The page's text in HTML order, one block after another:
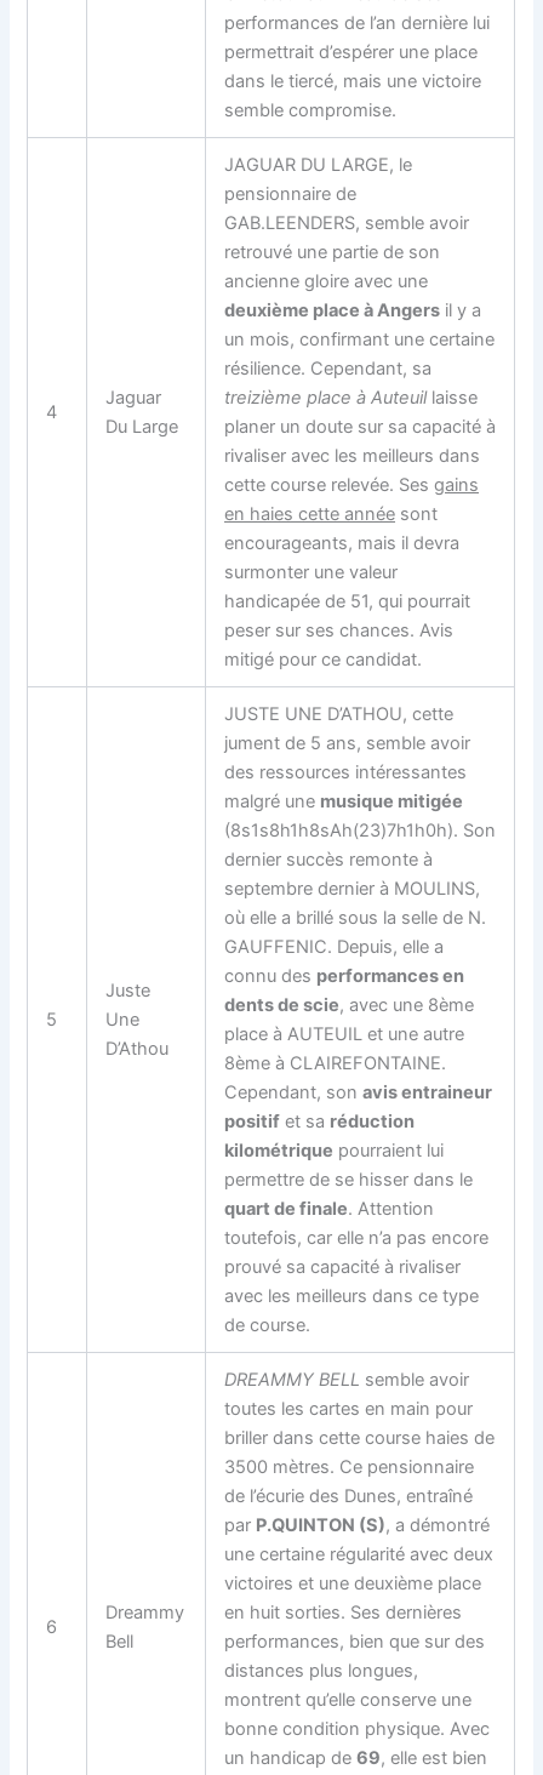
performances de l’an dernière lui
permettrait d’espérer une place
dans le tiercé, mais une victoire
semble compromise.
4
Jaguar
Du Large
JAGUAR DU LARGE, le
pensionnaire de
GAB.LEENDERS, semble avoir
retrouvé une partie de son
ancienne gloire avec une
deuxième place à Angers il y a
un mois, confirmant une certaine
résilience. Cependant, sa
treizième place à Auteuillaisse
planer un doute sur sa capacité à
rivaliser avec les meilleurs dans
cette course relevée. Sesgains
en haies cette année sont
encourageants, mais il devra
surmonter une valeur
handicapée de 51, qui pourrait
peser sur ses chances. Avis
mitigé pour ce candidat.
5
Juste
Une
D’Athou
JUSTE UNE D’ATHOU, cette
jument de 5 ans, semble avoir
des ressources intéressantes
malgré une musique mitigée
(8s1s8h1h8sAh(23)7h1h0h). Son
dernier succès remonte à
septembre dernier à MOULINS,
où elle a brillé sous la selle de N.
GAUFFENIC. Depuis, elle a
connu des performances en
dents de scie, avec une 8ème
place à AUTEUIL et une autre
8ème à CLAIREFONTAINE.
Cependant, sonavis entraineur
positif et sa réduction
kilométrique pourraient lui
permettre de se hisser dans le
quart de finale. Attention
toutefois, car elle n’a pas encore
prouvé sa capacité à rivaliser
avec les meilleurs dans ce type
de course.
6
Dreammy
Bell
DREAMMY BELL semble avoir
toutes les cartes en main pour
briller dans cette course haies de
3500 mètres. Ce pensionnaire
de l’écurie des Dunes, entraîné
par P.QUINTON (S), a démontré
une certaine régularité avec deux
victoires et une deuxième place
en huit sorties. Ses dernières
performances, bien que sur des
distances plus longues,
montrent qu’elle conserve une
bonne condition physique. Avec
un handicap de69, elle est bien